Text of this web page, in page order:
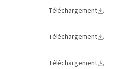
Téléchargement
Téléchargement
Téléchargement